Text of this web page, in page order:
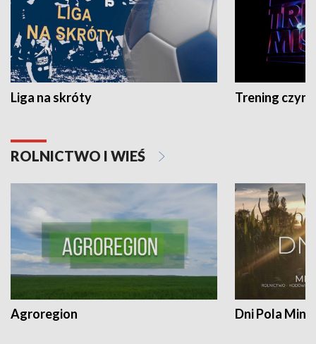
Liga na skróty Trening czyni
ROLNICTWO I WIEŚ
Agroregion Dni Pola